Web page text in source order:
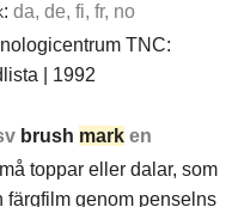
da, de, fi, fr, no
TNC:
| 1992
brush mark en
toppar eller dalar, som
färgfilm genom penselns